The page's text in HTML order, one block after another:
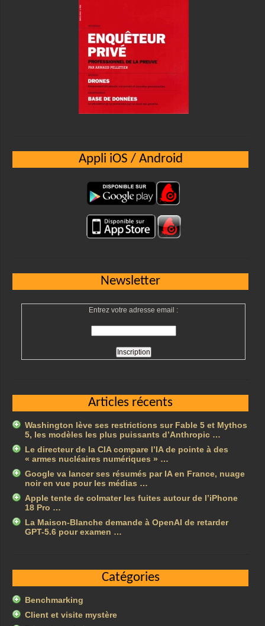
Appli iOS / Android
Newsletter
Entrez votre adresse email :
Articles récents
Washington lève ses restrictions sur Fable 5 et Mythos
5, les modèles les plus puissants d’Anthropic …
Le directeur de la CIA compare l’IA de pointe à des
« armes nucléaires numériques » …
Google va lancer ses résumés par IA en France, nuage
noir en vue pour les médias …
Apple tente de colmater les fuites autour de l’iPhone
18 Pro …
La Maison-Blanche demande à OpenAI de retarder
GPT-5.6 pour examen …
Catégories
Benchmarking
Client et visite mystère